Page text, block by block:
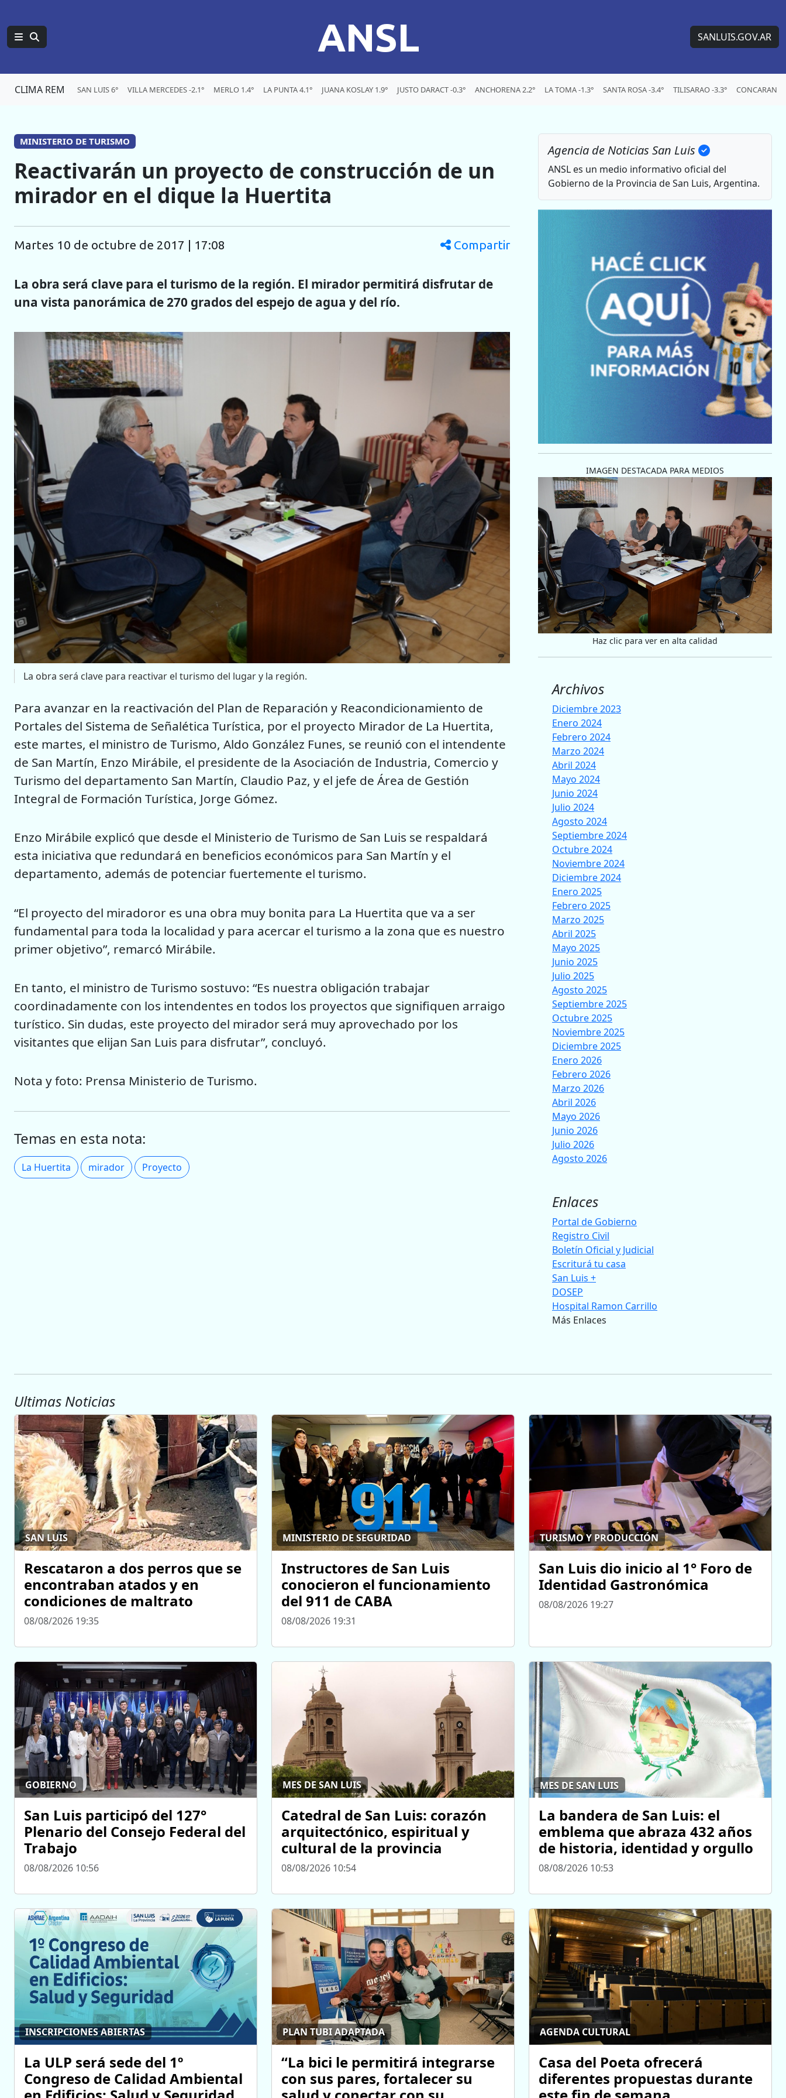
ANSL SANLUIS.GOV.AR
CLIMA REM SAN LUIS 6° VILLA MERCEDES -2.1° MERLO 1.4° LA PUNTA 4.1° JUANA KOSLAY 1.9° JUSTO DARACT -0.3° ANCHORENA 2.2° LA TOMA -1.3° SANTA ROSA -3.4° TILISARAO -3.3° CONCARAN -
MINISTERIO DE TURISMO
Reactivarán un proyecto de construcción de un
mirador en el dique la Huertita
martes 10 de octubre de 2017 | 17:08 Compartir
La obra será clave para el turismo de la región. El mirador permitirá disfrutar de
una vista panorámica de 270 grados del espejo de agua y del río.
La obra será clave para reactivar el turismo del lugar y la región.
Para avanzar en la reactivación del Plan de Reparación y Reacondicionamiento de
Portales del Sistema de Señalética Turística, por el proyecto Mirador de La Huertita,
este martes, el ministro de Turismo, Aldo González Funes, se reunió con el intendente
de San Martín, Enzo Mirábile, el presidente de la Asociación de Industria, Comercio y
Turismo del departamento San Martín, Claudio Paz, y el jefe de Área de Gestión
Integral de Formación Turística, Jorge Gómez.
Enzo Mirábile explicó que desde el Ministerio de Turismo de San Luis se respaldará
esta iniciativa que redundará en beneficios económicos para San Martín y el
departamento, además de potenciar fuertemente el turismo.
“El proyecto del miradoror es una obra muy bonita para La Huertita que va a ser
fundamental para toda la localidad y para acercar el turismo a la zona que es nuestro
primer objetivo”, remarcó Mirábile.
En tanto, el ministro de Turismo sostuvo: “Es nuestra obligación trabajar
coordinadamente con los intendentes en todos los proyectos que signifiquen arraigo
turístico. Sin dudas, este proyecto del mirador será muy aprovechado por los
visitantes que elijan San Luis para disfrutar”, concluyó.
Nota y foto: Prensa Ministerio de Turismo.
Temas en esta nota:
La Huertita mirador Proyecto
Agencia de Noticias San Luis
ANSL es un medio informativo oficial del
Gobierno de la Provincia de San Luis, Argentina.
IMAGEN DESTACADA PARA MEDIOS
Haz clic para ver en alta calidad
Archivos
Diciembre 2023
Enero 2024
Febrero 2024
Marzo 2024
Abril 2024
Mayo 2024
Junio 2024
Julio 2024
Agosto 2024
Septiembre 2024
Octubre 2024
Noviembre 2024
Diciembre 2024
Enero 2025
Febrero 2025
Marzo 2025
Abril 2025
Mayo 2025
Junio 2025
Julio 2025
Agosto 2025
Septiembre 2025
Octubre 2025
Noviembre 2025
Diciembre 2025
Enero 2026
Febrero 2026
Marzo 2026
Abril 2026
Mayo 2026
Junio 2026
Julio 2026
Agosto 2026
Enlaces
Portal de Gobierno
Registro Civil
Boletín Oficial y Judicial
Escriturá tu casa
San Luis +
DOSEP
Hospital Ramon Carrillo
Más Enlaces
Ultimas Noticias
SAN LUIS
Rescataron a dos perros que se
encontraban atados y en
condiciones de maltrato
08/08/2026 19:35
MINISTERIO DE SEGURIDAD
Instructores de San Luis
conocieron el funcionamiento
del 911 de CABA
08/08/2026 19:31
TURISMO Y PRODUCCIÓN
San Luis dio inicio al 1° Foro de
Identidad Gastronómica
08/08/2026 19:27
GOBIERNO
San Luis participó del 127°
Plenario del Consejo Federal del
Trabajo
08/08/2026 10:56
MES DE SAN LUIS
Catedral de San Luis: corazón
arquitectónico, espiritual y
cultural de la provincia
08/08/2026 10:54
MES DE SAN LUIS
La bandera de San Luis: el
emblema que abraza 432 años
de historia, identidad y orgullo
08/08/2026 10:53
INSCRIPCIONES ABIERTAS
La ULP será sede del 1º
Congreso de Calidad Ambiental
PLAN TUBI ADAPTADA
“La bici le permitirá integrarse
con sus pares, fortalecer su
AGENDA CULTURAL
Casa del Poeta ofrecerá
diferentes propuestas durante